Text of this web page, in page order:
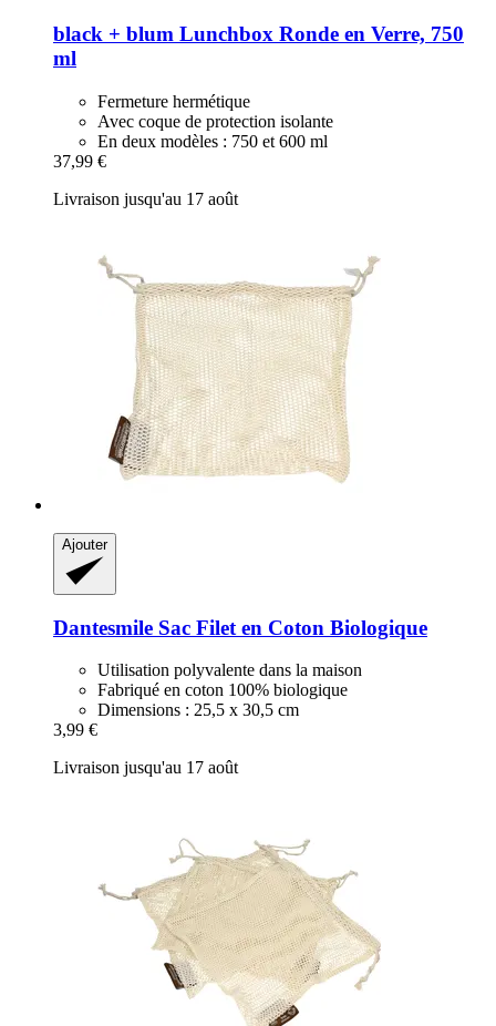
black + blum Lunchbox Ronde en Verre, 750
ml
Fermeture hermétique
Avec coque de protection isolante
En deux modèles : 750 et 600 ml
37,99 €
Livraison jusqu'au 17 août
Ajouter
Dantesmile Sac Filet en Coton Biologique
Utilisation polyvalente dans la maison
Fabriqué en coton 100% biologique
Dimensions : 25,5 x 30,5 cm
3,99 €
Livraison jusqu'au 17 août